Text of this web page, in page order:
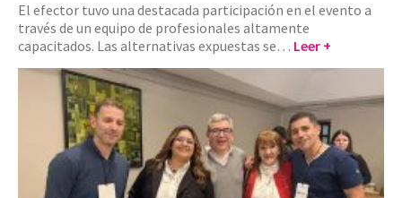
El efector tuvo una destacada participación en el evento a
través de un equipo de profesionales altamente
capacitados. Las alternativas expuestas se… Leer +